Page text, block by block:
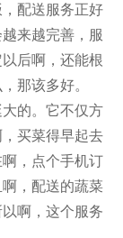
配送服务正好
来越完善，服
后啊，还能根
那该多好。
的。它不仅方
买菜得早起去
，点个手机订
，配送的蔬菜
啊，这个服务